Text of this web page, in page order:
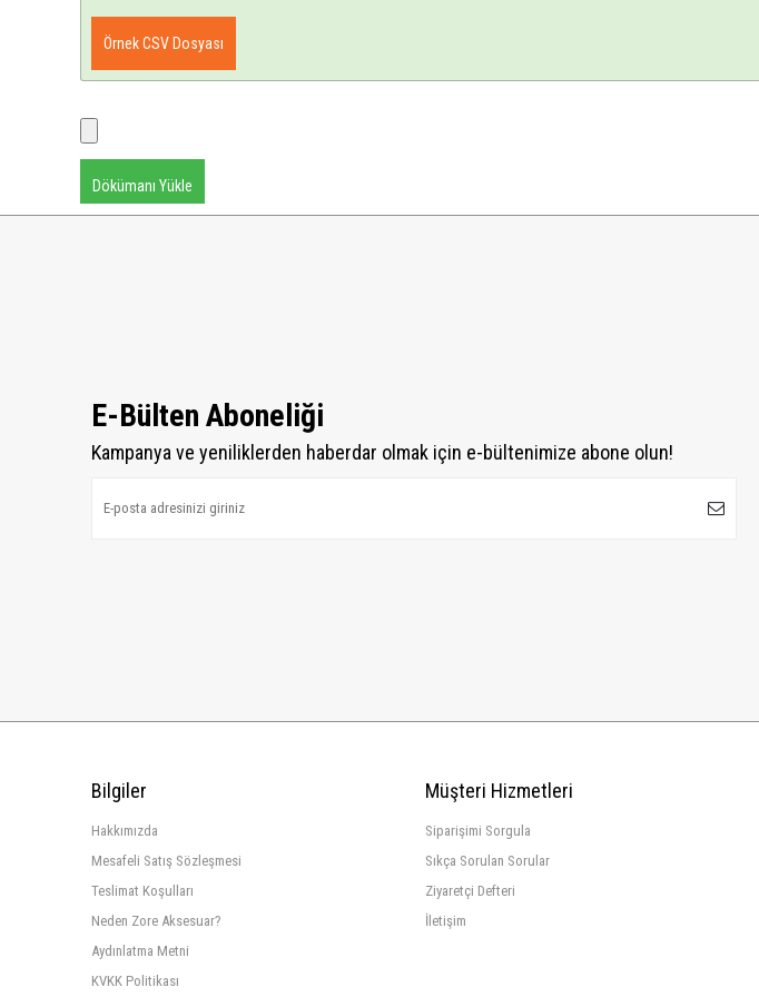
Örnek CSV Dosyası
Dökümanı Yükle
E-Bülten Aboneliği
Kampanya ve yeniliklerden haberdar olmak için e-bültenimize abone olun!
Bilgiler
Hakkımızda
Mesafeli Satış Sözleşmesi
Teslimat Koşulları
Neden Zore Aksesuar?
Aydınlatma Metni
KVKK Politikası
Müşteri Hizmetleri
Siparişimi Sorgula
Sıkça Sorulan Sorular
Ziyaretçi Defteri
İletişim